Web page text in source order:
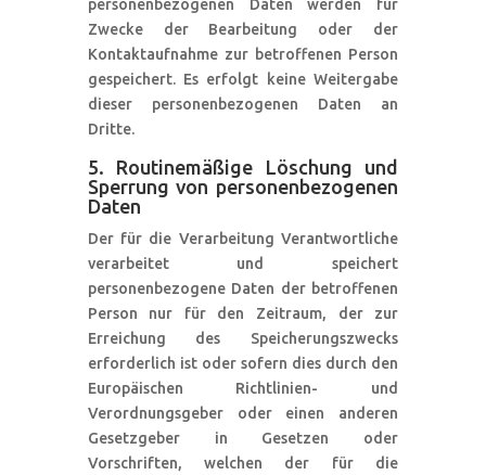
personenbezogenen Daten werden für
Zwecke der Bearbeitung oder der
Kontaktaufnahme zur betroffenen Person
gespeichert. Es erfolgt keine Weitergabe
dieser personenbezogenen Daten an
Dritte.
5. Routinemäßige Löschung und
Sperrung von personenbezogenen
Daten
Der für die Verarbeitung Verantwortliche
verarbeitet und speichert
personenbezogene Daten der betroffenen
Person nur für den Zeitraum, der zur
Erreichung des Speicherungszwecks
erforderlich ist oder sofern dies durch den
Europäischen Richtlinien- und
Verordnungsgeber oder einen anderen
Gesetzgeber in Gesetzen oder
Vorschriften, welchen der für die